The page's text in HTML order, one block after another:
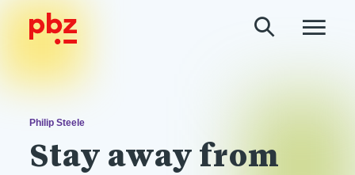
Philip Steele
Stay away from